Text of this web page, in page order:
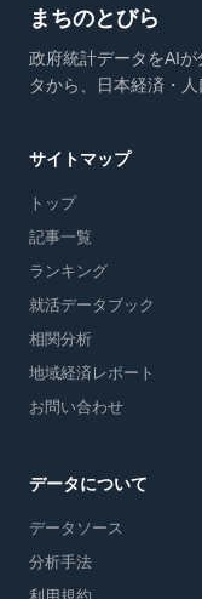
まちのとびら
政府統計データをAI
タから、日本経済・
サイトマップ
トップ
記事一覧
ランキング
就活データブック
相関分析
地域経済レポート
お問い合わせ
データについて
データソース
分析手法